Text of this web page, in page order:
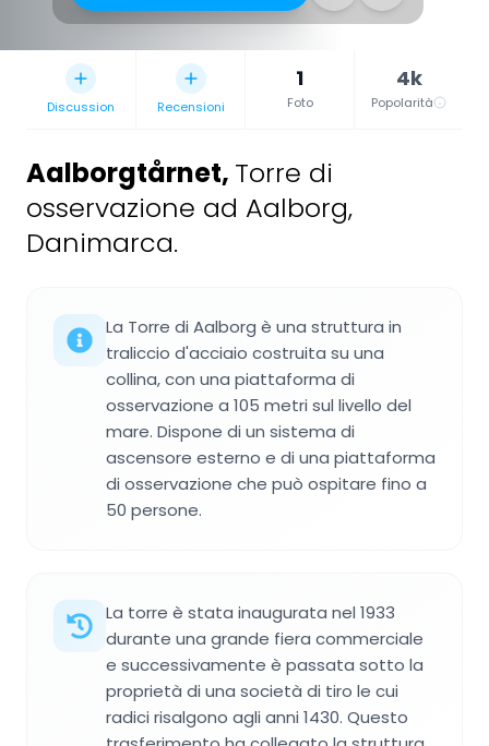
Discussion Recensioni
1
Foto
4k
Popolarità
Aalborgtårnet, Torre di
osservazione ad Aalborg,
Danimarca.
La Torre di Aalborg è una struttura in
traliccio d'acciaio costruita su una
collina, con una piattaforma di
osservazione a 105 metri sul livello del
mare. Dispone di un sistema di
ascensore esterno e di una piattaforma
di osservazione che può ospitare fino a
50 persone.
La torre è stata inaugurata nel 1933
durante una grande fiera commerciale
e successivamente è passata sotto la
proprietà di una società di tiro le cui
radici risalgono agli anni 1430. Questo